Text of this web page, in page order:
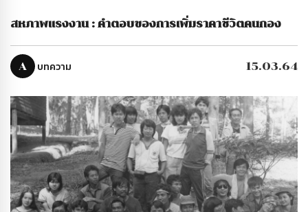
สหภาพแรงงาน : คำตอบของการเพิ่มราคาชีวิตคนกอง
A บทความ 15.03.64